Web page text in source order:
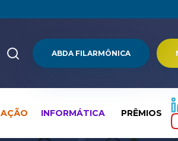
ABDA FILARMÔNICA
INFORMÁTICA PRÊMIOS